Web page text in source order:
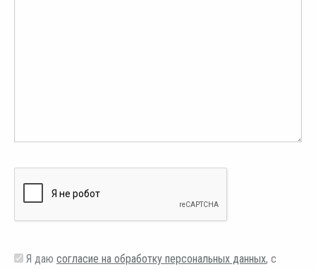
Я даю согласие на обработку персональных данных, с